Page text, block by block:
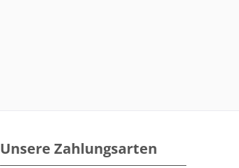
Unsere Zahlungsarten